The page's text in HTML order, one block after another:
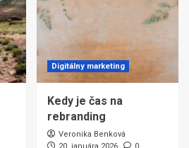
Digitálny marketing
Kedy je čas na
rebranding
Veronika Benková